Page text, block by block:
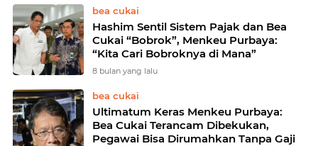
bea cukai
Hashim Sentil Sistem Pajak dan Bea
Cukai “Bobrok”, Menkeu Purbaya:
“Kita Cari Bobroknya di Mana”
8 bulan yang lalu
bea cukai
Ultimatum Keras Menkeu Purbaya:
Bea Cukai Terancam Dibekukan,
Pegawai Bisa Dirumahkan Tanpa Gaji